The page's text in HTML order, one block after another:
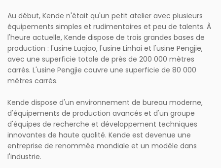
Au début, Kende n'était qu'un petit atelier avec plusieurs
équipements simples et rudimentaires et peu de talents. À
l'heure actuelle, Kende dispose de trois grandes bases de
production : l'usine Luqiao, l'usine Linhai et l'usine Pengjie,
avec une superficie totale de près de 200 000 mètres
carrés. L'usine Pengjie couvre une superficie de 80 000
mètres carrés.
Kende dispose d'un environnement de bureau moderne,
d'équipements de production avancés et d'un groupe
d'équipes de recherche et développement techniques
innovantes de haute qualité. Kende est devenue une
entreprise de renommée mondiale et un modèle dans
l'industrie.